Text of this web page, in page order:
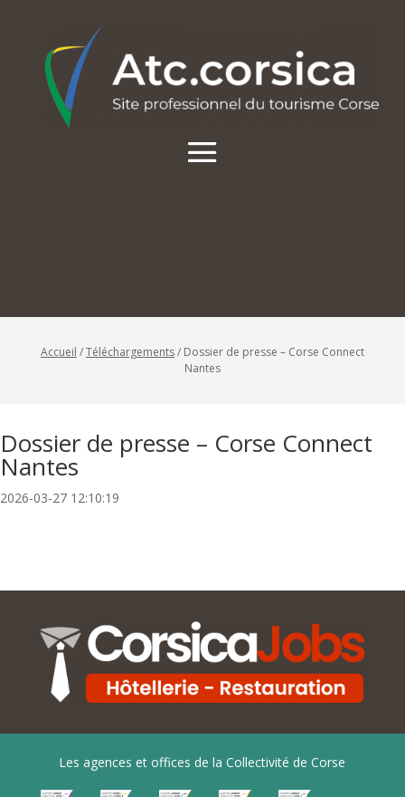
Accueil /Téléchargements/ Dossier de presse – Corse Connect
Nantes
Dossier de presse – Corse Connect
Nantes
2026-03-27 12:10:19
Les agences et offices de la Collectivité de Corse